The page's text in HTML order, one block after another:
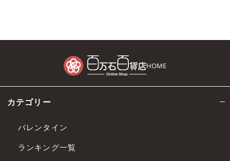
HOME
カテゴリー
バレンタイン
ランキング一覧